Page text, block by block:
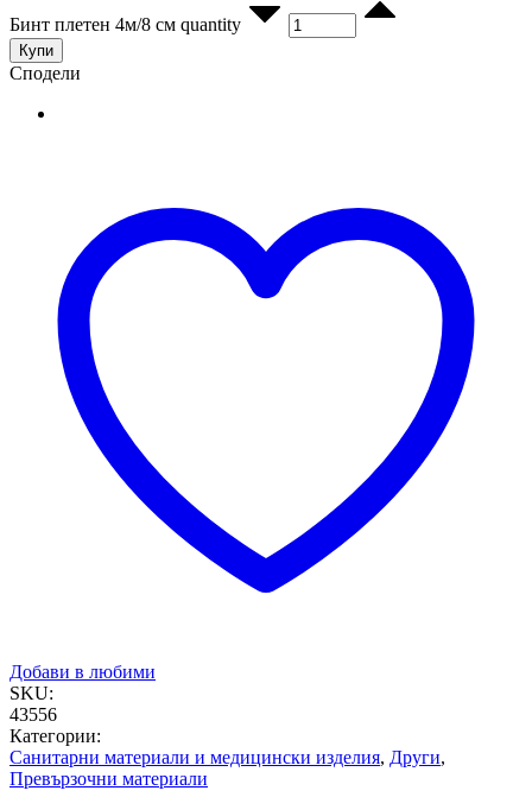
Бинт плетен 4м/8 см quantity
Купи
Сподели
Добави в любими
SKU:
43556
Категории:
Санитарни материали и медицински изделия, Други,
Превързочни материали